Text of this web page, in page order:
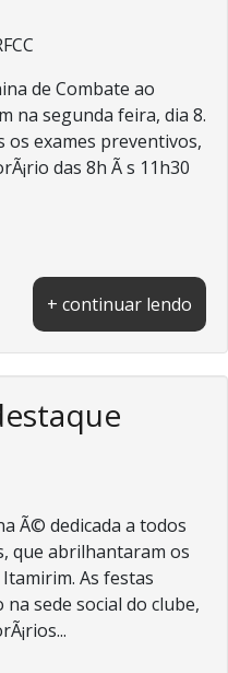
de Combate ao
na segunda feira, dia 8.
os exames preventivos,
das 8h Ã s 11h30
+ continuar lendo
Ã© dedicada a todos
que abrilhantaram os
As festas
sede social do clube,